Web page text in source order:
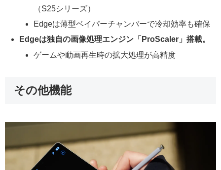
（S25シリーズ）
Edgeは薄型ベイパーチャンバーで冷却効率も確保
Edgeは独自の画像処理エンジン「ProScaler」搭載。
ゲームや動画再生時の拡大処理が高精度
その他機能